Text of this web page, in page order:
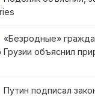
«Безродные»
Грузии объяснил
Путин подписал